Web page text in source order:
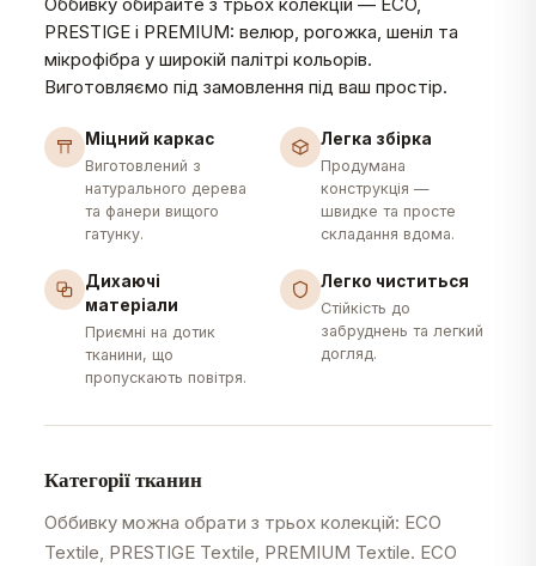
PRESTIGE і PREMIUM: велюр, рогожка, шеніл та
мікрофібра у широкій палітрі кольорів.
Виготовляємо під замовлення під ваш простір.
Міцний каркас
Виготовлений з
натурального дерева
та фанери вищого
гатунку.
Легка збірка
Продумана
конструкція —
швидке та просте
складання вдома.
Дихаючі
матеріали
Приємні на дотик
тканини, що
пропускають повітря.
Легко чиститься
Стійкість до
забруднень та легкий
догляд.
Категорії тканин
Оббивку можна обрати з трьох колекцій: ECO
Textile, PRESTIGE Textile, PREMIUM Textile. ECO